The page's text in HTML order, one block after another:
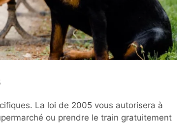
La loi de 2005 vous autorisera à
ou prendre le train gratuitement